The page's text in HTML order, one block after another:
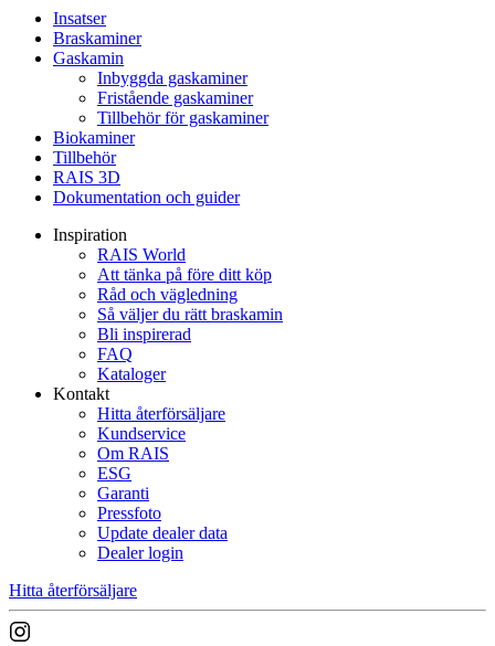
Insatser
Braskaminer
Gaskamin
Inbyggda gaskaminer
Fristående gaskaminer
Tillbehör för gaskaminer
Biokaminer
Tillbehör
RAIS 3D
Dokumentation och guider
Inspiration
RAIS World
Att tänka på före ditt köp
Råd och vägledning
Så väljer du rätt braskamin
Bli inspirerad
FAQ
Kataloger
Kontakt
Hitta återförsäljare
Kundservice
Om RAIS
ESG
Garanti
Pressfoto
Update dealer data
Dealer login
Hitta återförsäljare